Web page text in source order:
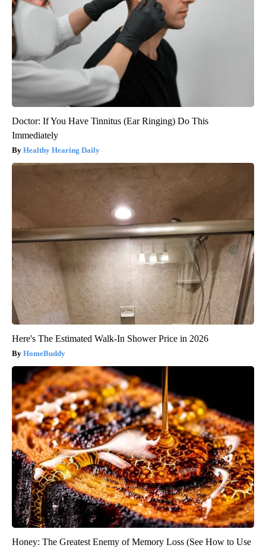
Doctor: If You Have Tinnitus (Ear Ringing) Do This
Immediately
Healthy Hearing Daily
Here's The Estimated Walk-In Shower Price in 2026
HomeBuddy
Honey: The Greatest Enemy of Memory Loss (See How to Use